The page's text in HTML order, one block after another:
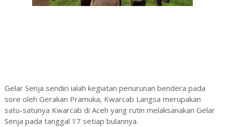
Gelar Senja sendiri ialah kegiatan penurunan bendera pada
sore oleh Gerakan Pramuka, Kwarcab Langsa merupakan
satu-satunya Kwarcab di Aceh yang rutin melaksanakan Gelar
Senja pada tanggal 17 setiap bulannya.